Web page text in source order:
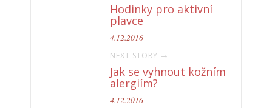
Hodinky pro aktivní
plavce
4.12.2016
NEXT STORY →
Jak se vyhnout kožním
alergiím?
4.12.2016